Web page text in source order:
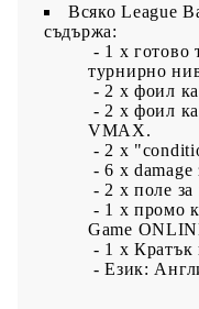
Всяко League
съдържа:
- 1 х готово
турнирно
- 2 х фоил
- 2 х фоил
VMAX.
- 2 x
- 6 х damage
- 2 х поле
- 1 х промо
Game
- 1 х Кратък
- Език: